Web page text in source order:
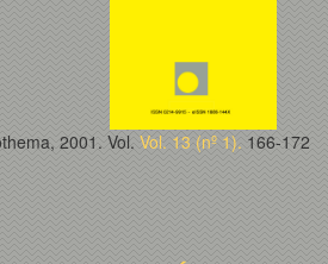
2001. Vol. Vol. 13 (nº 1). 166-172